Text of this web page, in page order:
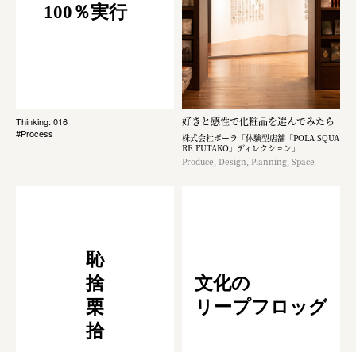
100％実行
Thinking: 016
#Process
好きと感性で化粧品を選んでみたら
株式会社ポーラ「体験型店舗「POLA SQUA
RE FUTAKO」ディレクション」
Produce, Design, Planning, Space
恥
捨
栗
拾
文化の
リープフロッグ